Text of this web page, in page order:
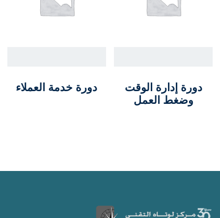
دورة إدارة الوقت
وضغط العمل
دورة خدمة العملاء